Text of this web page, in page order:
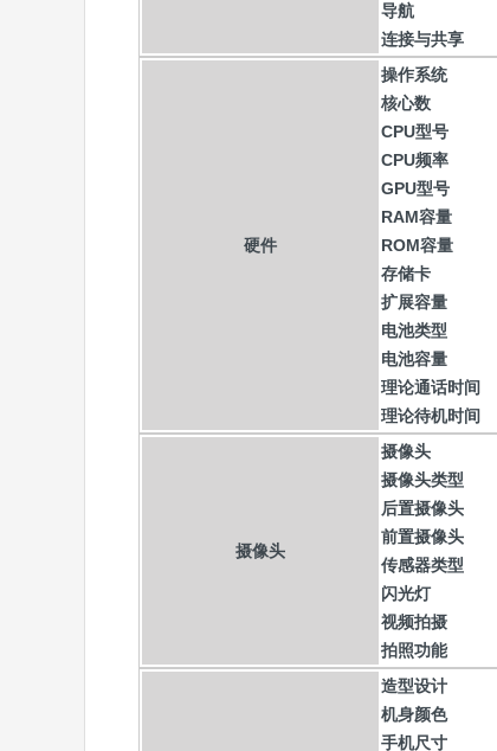
导航
连接与共享
硬件
操作系统
核心数
CPU型号
CPU频率
GPU型号
RAM容量
ROM容量
存储卡
扩展容量
电池类型
电池容量
理论通话时间
理论待机时间
摄像头
摄像头
摄像头类型
后置摄像头
前置摄像头
传感器类型
闪光灯
视频拍摄
拍照功能
造型设计
机身颜色
手机尺寸